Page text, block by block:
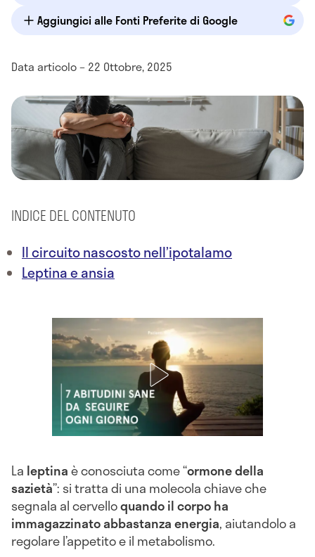
Aggiungici alle Fonti Preferite di Google
Data articolo – 22 Ottobre, 2025
INDICE DEL CONTENUTO
Il circuito nascosto nell’ipotalamo
Leptina e ansia
La leptinaè conosciuta come “ormone della
sazietà”: si tratta di una molecola chiave che
segnala al cervelloquando il corpo ha
immagazzinato abbastanza energia, aiutandolo a
regolare l’appetito e il metabolismo.